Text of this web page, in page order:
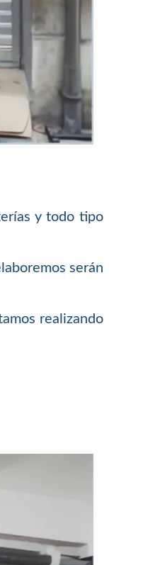
y todo tipo
serán
realizando